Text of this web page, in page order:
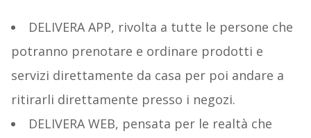
DELIVERA APP, rivolta a tutte le persone che
potranno prenotare e ordinare prodotti e
servizi direttamente da casa per poi andare a
ritirarli direttamente presso i negozi.
DELIVERA WEB, pensata per le realtà che